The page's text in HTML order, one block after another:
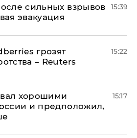
сильных взрывов
эвакуация
15:39
грозят
– Reuters
15:22
хорошими
и предположил,
15:17